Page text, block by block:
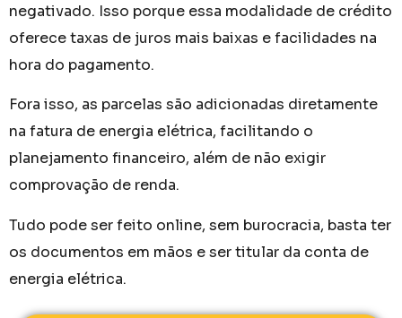
negativado. Isso porque essa modalidade de crédito
oferece taxas de juros mais baixas e facilidades na
hora do pagamento.
Fora isso, as parcelas são adicionadas diretamente
na fatura de energia elétrica, facilitando o
planejamento financeiro, além de não exigir
comprovação de renda.
Tudo pode ser feito online, sem burocracia, basta ter
os documentos em mãos e ser titular da conta de
energia elétrica.